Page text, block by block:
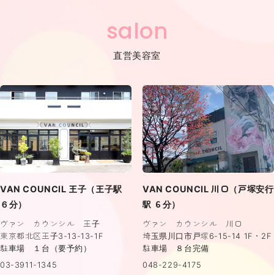
salon
直営美容室
VAN COUNCIL 王子（王子駅
６分）
ヴァン カウンシル 王子
東京都北区王子3-13-13-1F
駐車場 １台（要予約）
03-3911-1345
VAN COUNCIL 川口（戸塚安行
駅 ６分）
ヴァン カウンシル 川口
埼玉県川口市戸塚6-15-14 1F・2F
駐車場 ８台完備
048-229-4175